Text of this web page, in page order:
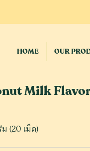
HOME OUR
Milk
(20 เม็ด)